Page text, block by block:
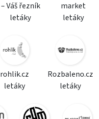
– Váš řezník
letáky
market
letáky
rohlik.cz
letáky
Rozbaleno.cz
letáky